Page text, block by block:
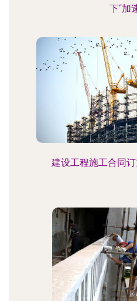
下“加
建设工程施工合同